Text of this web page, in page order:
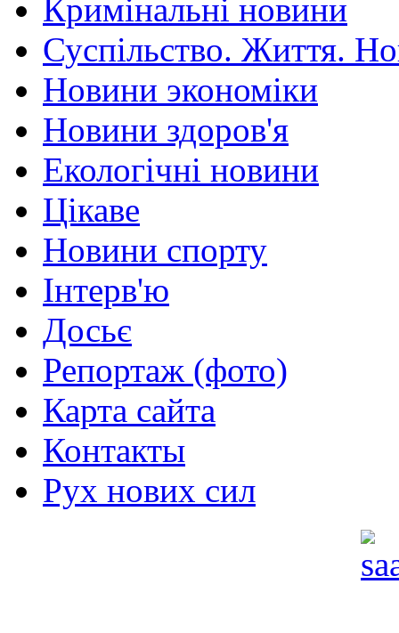
Кримінальні новини
Суспільство. Життя.
Новини экономіки
Новини здоров'я
Екологічні новини
Цікаве
Новини спорту
Інтерв'ю
Досьє
Репортаж (фото)
Карта сайта
Контакты
Рух нових сил